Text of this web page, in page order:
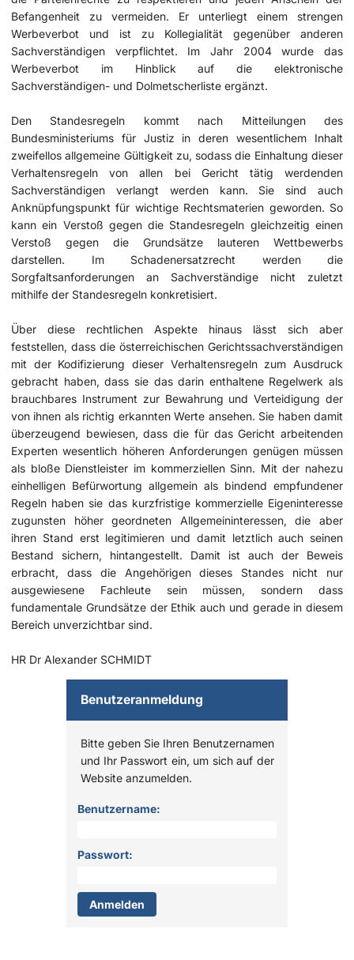
Befangenheit zu vermeiden. Er unterliegt einem strengen
Werbeverbot und ist zu Kollegialität gegenüber anderen
Sachverständigen verpflichtet. Im Jahr 2004 wurde das
Werbeverbot im Hinblick auf die elektronische
Sachverständigen- und Dolmetscherliste ergänzt.
Den Standesregeln kommt nach Mitteilungen des
Bundesministeriums für Justiz in deren wesentlichem Inhalt
zweifellos allgemeine Gültigkeit zu, sodass die Einhaltung dieser
Verhaltensregeln von allen bei Gericht tätig werdenden
Sachverständigen verlangt werden kann. Sie sind auch
Anknüpfungspunkt für wichtige Rechtsmaterien geworden. So
kann ein Verstoß gegen die Standesregeln gleichzeitig einen
Verstoß gegen die Grundsätze lauteren Wettbewerbs
darstellen. Im Schadenersatzrecht werden die
Sorgfaltsanforderungen an Sachverständige nicht zuletzt
mithilfe der Standesregeln konkretisiert.
Über diese rechtlichen Aspekte hinaus lässt sich aber
feststellen, dass die österreichischen Gerichtssachverständigen
mit der Kodifizierung dieser Verhaltensregeln zum Ausdruck
gebracht haben, dass sie das darin enthaltene Regelwerk als
brauchbares Instrument zur Bewahrung und Verteidigung der
von ihnen als richtig erkannten Werte ansehen. Sie haben damit
überzeugend bewiesen, dass die für das Gericht arbeitenden
Experten wesentlich höheren Anforderungen genügen müssen
als bloße Dienstleister im kommerziellen Sinn. Mit der nahezu
einhelligen Befürwortung allgemein als bindend empfundener
Regeln haben sie das kurzfristige kommerzielle Eigeninteresse
zugunsten höher geordneten Allgemeininteressen, die aber
ihren Stand erst legitimieren und damit letztlich auch seinen
Bestand sichern, hintangestellt. Damit ist auch der Beweis
erbracht, dass die Angehörigen dieses Standes nicht nur
ausgewiesene Fachleute sein müssen, sondern dass
fundamentale Grundsätze der Ethik auch und gerade in diesem
Bereich unverzichtbar sind.
HR Dr Alexander SCHMIDT
Benutzeranmeldung
Bitte geben Sie Ihren Benutzernamen
und Ihr Passwort ein, um sich auf der
Website anzumelden.
Anmelden
Benutzername:
Passwort: